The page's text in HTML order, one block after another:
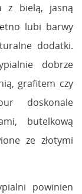
z bielą, jasną
lubi barwy
dodatki.
dobrze
grafitem czy
doskonale
butelkową
ze złotymi
powinien